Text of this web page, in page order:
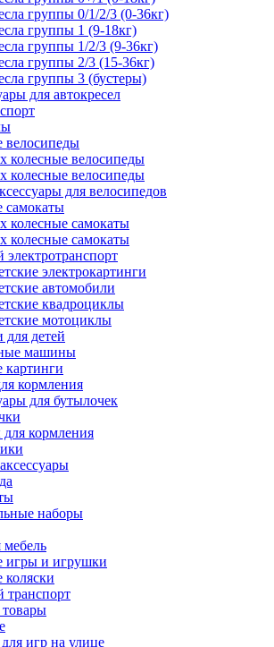
группы 0/1/2/3 (0-36кг)
группы 1 (9-18кг)
группы 1/2/3 (9-36кг)
группы 2/3 (15-36кг)
группы 3 (бустеры)
для автокресел
велосипеды
колесные велосипеды
колесные велосипеды
для велосипедов
самокаты
колесные самокаты
колесные самокаты
электротранспорт
электрокартинги
автомобили
квадроциклы
мотоциклы
для детей
машины
картинги
кормления
для бутылочек
кормления
наборы
мебель
игры и игрушки
коляски
транспорт
игр на улице